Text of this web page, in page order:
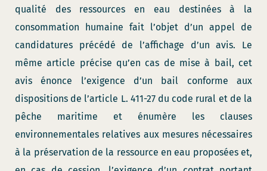
qualité des ressources en eau destinées à la
consommation humaine fait l’objet d’un appel de
candidatures précédé de l’affichage d’un avis. Le
même article précise qu’en cas de mise à bail, cet
avis énonce l’exigence d’un bail conforme aux
dispositions de l’article L. 411-27 du code rural et de la
pêche maritime et énumère les clauses
environnementales relatives aux mesures nécessaires
à la préservation de la ressource en eau proposées et,